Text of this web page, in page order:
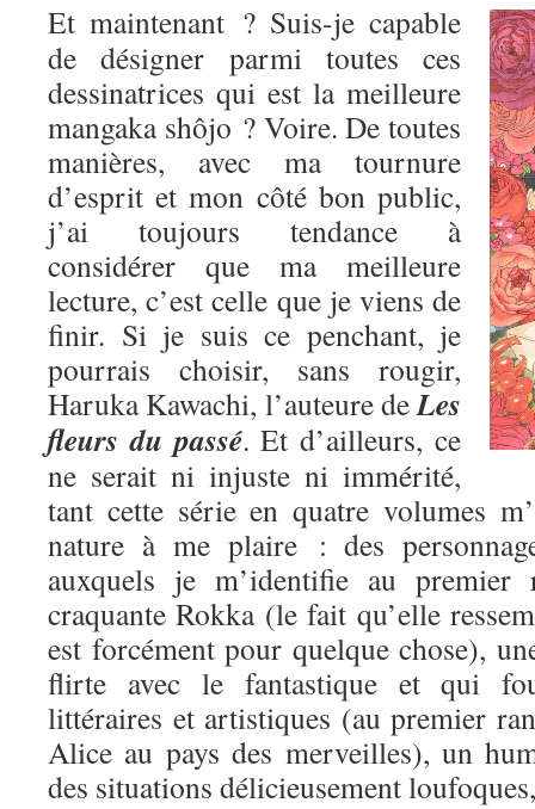
Et maintenant ? Suis-je capable
de désigner parmi toutes ces
dessinatrices qui est la meilleure
mangaka shôjo ? Voire. De toutes
manières, avec ma tournure
d’esprit et mon côté bon public,
j’ai toujours tendance à
considérer que ma meilleure
lecture, c’est celle que je viens de
finir. Si je suis ce penchant, je
pourrais choisir, sans rougir,
Haruka Kawachi, l’auteure deLes
fleurs du passé. Et d’ailleurs, ce
ne serait ni injuste ni immérité,
tant cette série en quatre volumes
nature à me plaire : des
auxquels je m’identifie au premier
craquante Rokka (le fait qu’elle
est forcément pour quelque chose),
flirte avec le fantastique et qui
littéraires et artistiques (au premier
Alice au pays des merveilles), un
des situations délicieusement